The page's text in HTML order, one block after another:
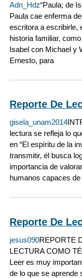
Adn_Hdz“Paula; de
Paula cae enferma
escritora a escribirle,
historia familiar,
Isabel con Michael y
Ernesto, para
Reporte De
gisela_unam2014
lectura se refleja lo
en “El espíritu de la
transmitir, él busca
importancia de
humanos capaces de
Reporte De
jesus090REPORTE
LECTURA COMO
Leer es muy
de lo que se aprende